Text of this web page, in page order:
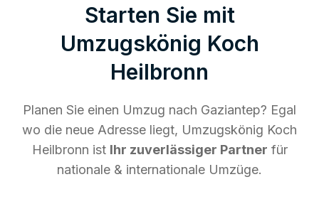
Starten Sie mit
Umzugskönig Koch
Heilbronn
Planen Sie einen Umzug nach Gaziantep? Egal
wo die neue Adresse liegt, Umzugskönig Koch
Heilbronn ist Ihr zuverlässiger Partner für
nationale & internationale Umzüge.